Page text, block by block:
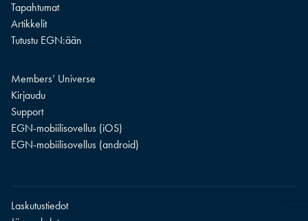
Tapahtumat
Artikkelit
Tutustu EGN:ään
Members’ Universe
Kirjaudu
Support
EGN-mobiilisovellus (iOS)
EGN-mobiilisovellus (android)
Laskutustiedot